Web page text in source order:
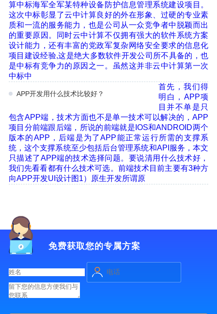
算中标海军全军某特种设备防护信息管理系统建设项目。
这次中标彰显了云中计算良好的外在形象、过硬的专业素
质和一流的服务能力，也是公司从一众竞争者中脱颖而出
的重要原因。同时云中计算不仅拥有强大的软件系统方案
设计能力，还有丰富的党政军复杂网络安全要求的信息化
项目建设经验,这是绝大多数软件开发公司所不具备的，也
是中标有竞争力的原因之一。虽然这并非云中计算第一次
中标中
APP开发用什么技术比较好？
首先，我们得
明白，APP项
目并不单是只
包含APP端，技术方面也不是单一技术可以解决的，APP
项目分前端跟后端，所说的前端就是IOS和ANDROID两个
版本的APP，后端是为了APP能正常运行所需的支撑系
统，这个支撑系统至少包括后台管理系统和API服务，本文
只描述了APP端的技术选择问题。要说清用什么技术好，
我们先看看都有什么技术可选。前端技术目前主要有3种方
向APP开发UI设计图1）原生开发所谓原
免费获取您的专属方案